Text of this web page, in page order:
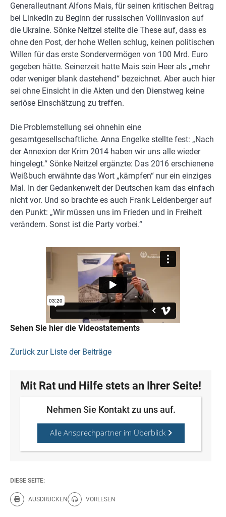
Generalleutnant Alfons Mais, für seinen kritischen Beitrag
bei LinkedIn zu Beginn der russischen Vollinvasion auf
die Ukraine. Sönke Neitzel stellte die These auf, dass es
ohne den Post, der hohe Wellen schlug, keinen politischen
Willen für das erste Sondervermögen von 100 Mrd. Euro
gegeben hätte. Seinerzeit hatte Mais sein Heer als „mehr
oder weniger blank dastehend“ bezeichnet. Aber auch hier
sei ohne Einsicht in die Akten und den Dienstweg keine
seriöse Einschätzung zu treffen.
Die Problemstellung sei ohnehin eine
gesamtgesellschaftliche. Anna Engelke stellte fest: „Nach
der Annexion der Krim 2014 haben wir uns alle wieder
hingelegt.“ Sönke Neitzel ergänzte: Das 2016 erschienene
Weißbuch erwähnte das Wort „kämpfen“ nur ein einziges
Mal. In der Gedankenwelt der Deutschen kam das einfach
nicht vor. Und so brachte es auch Frank Leidenberger auf
den Punkt: „Wir müssen uns im Frieden und in Freiheit
verändern. Sonst ist die Party vorbei.“
Sehen Sie hier die Videostatements
Zurück zur Liste der Beiträge
Mit Rat und Hilfe stets an Ihrer Seite!
Nehmen Sie Kontakt zu uns auf.
Alle Ansprechpartner im Überblick
DIESE SEITE:
AUSDRUCKEN
Diese Seite drucken.
VORLESEN
Diese Seite vorlesen.